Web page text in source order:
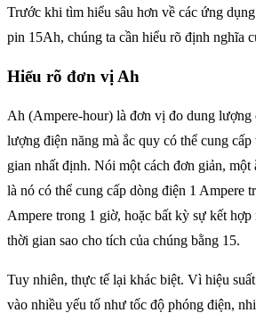
Trước khi tìm hiểu sâu hơn về các ứng
pin 15Ah, chúng ta cần hiểu rõ định nghĩa
Hiểu rõ đơn vị Ah
Ah (Ampere-hour) là đơn vị đo dung lượng
lượng điện năng mà ắc quy có thể cung
gian nhất định. Nói một cách đơn giản,
là nó có thể cung cấp dòng điện 1 Ampere
Ampere trong 1 giờ, hoặc bất kỳ sự kết
thời gian sao cho tích của chúng bằng 15.
Tuy nhiên, thực tế lại khác biệt. Vì hiệu
vào nhiều yếu tố như tốc độ phóng điện,